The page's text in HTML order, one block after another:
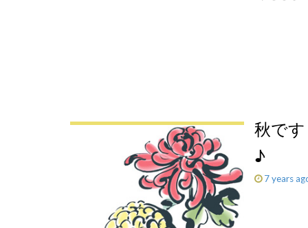
秋で
♪
7 years